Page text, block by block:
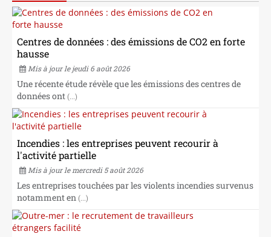
Centres de données : des émissions de CO2 en forte
hausse
Mis à jour le jeudi 6 août 2026
Une récente étude révèle que les émissions des centres de
données ont (...)
Incendies : les entreprises peuvent recourir à
l'activité partielle
Mis à jour le mercredi 5 août 2026
Les entreprises touchées par les violents incendies survenus
notamment en (...)